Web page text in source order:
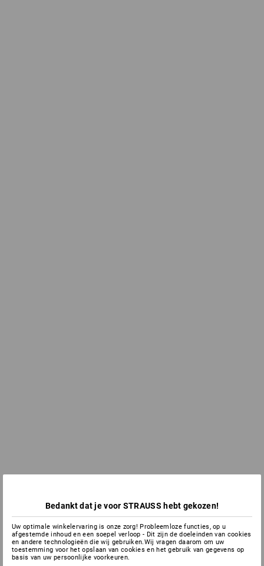
Bedankt dat je voor STRAUSS hebt gekozen!
Uw optimale winkelervaring is onze zorg! Probleemloze functies, op u
afgestemde inhoud en een soepel verloop - Dit zijn de doeleinden van cookies
en andere technologieën die wij gebruiken.Wij vragen daarom om uw
toestemming voor het opslaan van cookies en het gebruik van gegevens op
basis van uw persoonlijke voorkeuren.